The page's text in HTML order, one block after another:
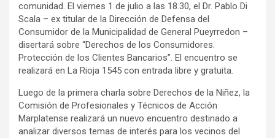
comunidad. El viernes 1 de julio a las 18.30, el Dr. Pablo Di
Scala – ex titular de la Dirección de Defensa del
Consumidor de la Municipalidad de General Pueyrredon –
disertará sobre “Derechos de los Consumidores.
Protección de los Clientes Bancarios”. El encuentro se
realizará en La Rioja 1545 con entrada libre y gratuita.
Luego de la primera charla sobre Derechos de la Niñez, la
Comisión de Profesionales y Técnicos de Acción
Marplatense realizará un nuevo encuentro destinado a
analizar diversos temas de interés para los vecinos del